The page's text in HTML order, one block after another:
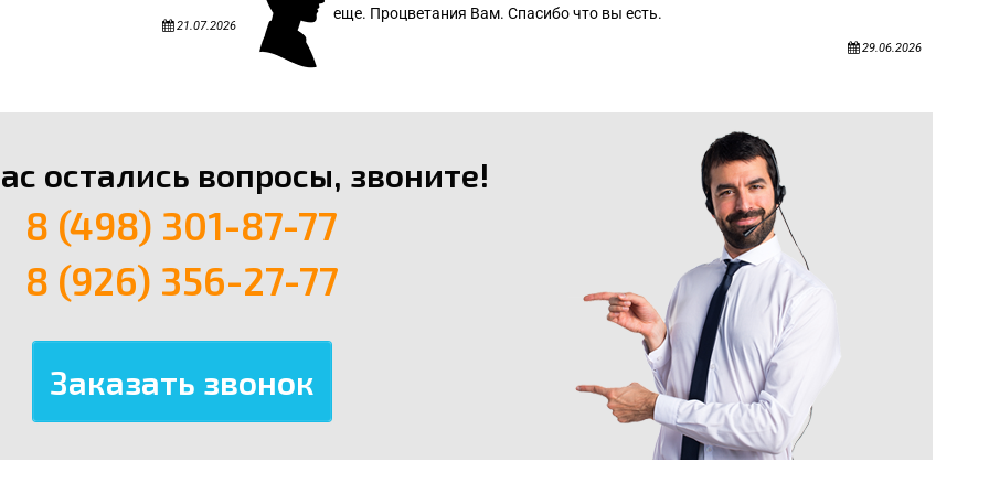
21.07.2026
еще. Процветания Вам. Спасибо что вы есть.
29.06.2026
остались вопросы, звоните!
8 (498) 301-87-77
8 (926) 356-27-77